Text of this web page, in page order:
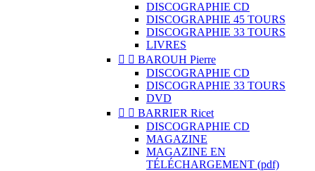
DISCOGRAPHIE CD
DISCOGRAPHIE 45 TOURS
DISCOGRAPHIE 33 TOURS
LIVRES
  BAROUH Pierre
DISCOGRAPHIE CD
DISCOGRAPHIE 33 TOURS
DVD
  BARRIER Ricet
DISCOGRAPHIE CD
MAGAZINE
MAGAZINE EN
TÉLÉCHARGEMENT (pdf)